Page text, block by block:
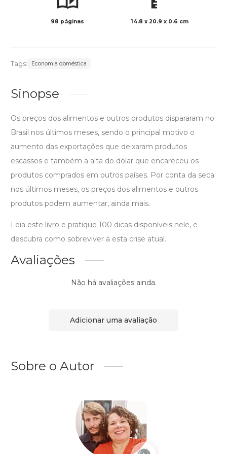
98 páginas 14.8 x 20.9 x 0.6 cm
Tags: Economia doméstica
Sinopse
Os preços dos alimentos e outros produtos dispararam no
Brasil nos últimos meses, sendo o principal motivo o
aumento das exportações que deixaram produtos
escassos e também a alta do dólar que encareceu os
produtos comprados em outros países. Por conta da seca
nos últimos meses, os preços dos alimentos e outros
produtos podem aumentar, ainda mais.
Leia este livro e pratique 100 dicas disponíveis nele, e
descubra como sobreviver a esta crise atual.
Avaliações
Não há avaliações ainda.
Adicionar uma avaliação
Sobre o Autor